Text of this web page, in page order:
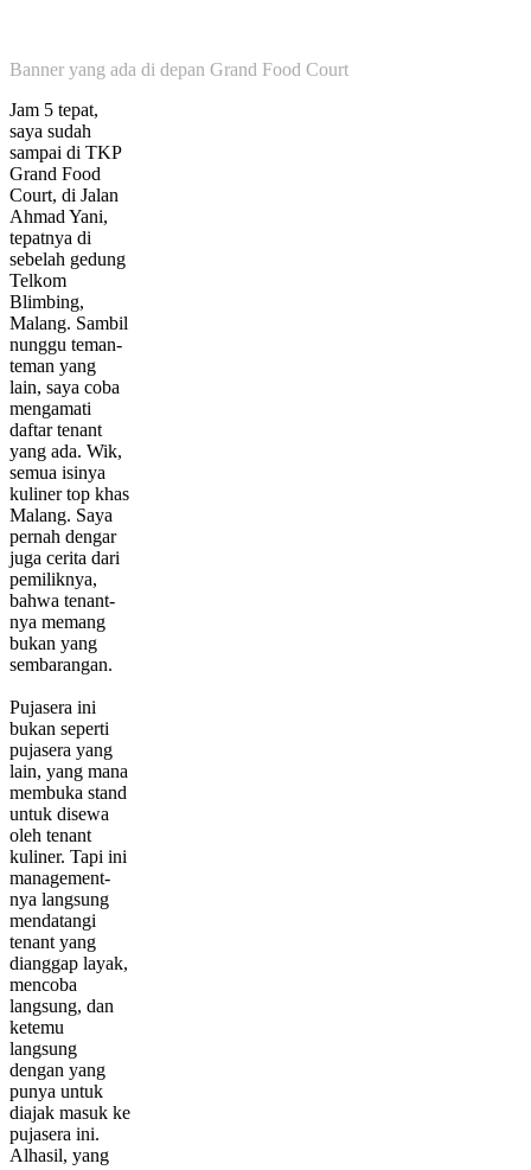
Banner yang ada di depan Grand Food Court
Jam 5 tepat,
saya sudah
sampai di TKP
Grand Food
Court, di Jalan
Ahmad Yani,
tepatnya di
sebelah gedung
Telkom
Blimbing,
Malang. Sambil
nunggu teman-
teman yang
lain, saya coba
mengamati
daftar tenant
yang ada. Wik,
semua isinya
kuliner top khas
Malang. Saya
pernah dengar
juga cerita dari
pemiliknya,
bahwa tenant-
nya memang
bukan yang
sembarangan.
Pujasera ini
bukan seperti
pujasera yang
lain, yang mana
membuka stand
untuk disewa
oleh tenant
kuliner. Tapi ini
management-
nya langsung
mendatangi
tenant yang
dianggap layak,
mencoba
langsung, dan
ketemu
langsung
dengan yang
punya untuk
diajak masuk ke
pujasera ini.
Alhasil, yang